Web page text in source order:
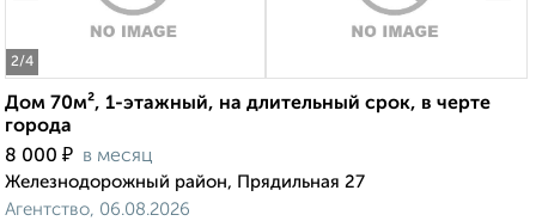
2/4
Дом 70м², 1-этажный, на длительный срок, в черте
города
8 000 ₽ в месяц
Железнодорожный район, Прядильная 27
Агентство, 06.08.2026